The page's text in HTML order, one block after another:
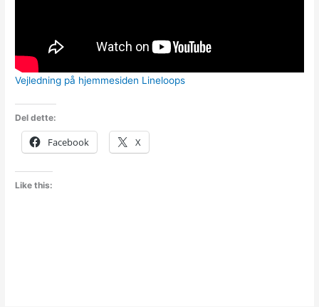
Vejledning på hjemmesiden Lineloops
Del dette:
Facebook X
Like this: